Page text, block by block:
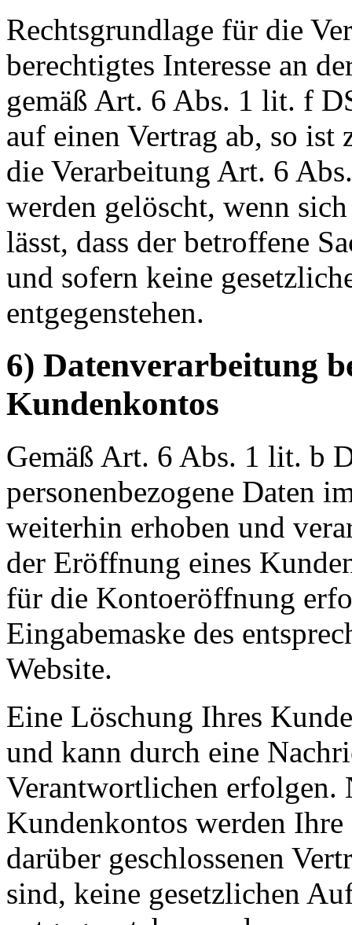
Rechtsgrundlage für die
berechtigtes Interesse an
gemäß Art. 6 Abs. 1 lit. f
auf einen Vertrag ab, so ist
die Verarbeitung Art. 6
werden gelöscht, wenn
lässt, dass der betroffene
und sofern keine
entgegenstehen.
6) Datenverarbeitung
Kundenkontos
Gemäß Art. 6 Abs. 1 lit. b
personenbezogene Daten
weiterhin erhoben und
der Eröffnung eines
für die Kontoeröffnung
Eingabemaske des
Website.
Eine Löschung Ihres
und kann durch eine
Verantwortlichen erfolgen.
Kundenkontos werden
darüber geschlossenen
sind, keine gesetzlichen